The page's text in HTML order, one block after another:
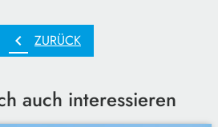
chevron_left ZURÜCK
auch interessieren